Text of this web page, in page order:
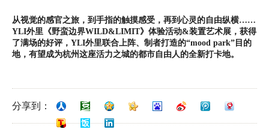
从视觉的感官之旅，到手指的触摸感受，再到心灵的自由纵横……
YLI外里《野蛮边界WILD&LIMIT》体验活动&装置艺术展，获得
了满场的好评，YLI外里联合上阵、制者打造的“mood park”目的
地，有望成为杭州这座活力之城的都市自由人的全新打卡地。
分享到：